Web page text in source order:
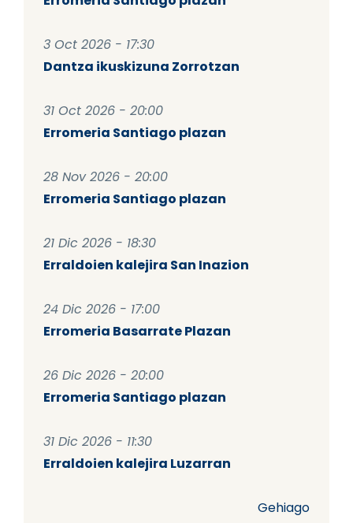
3 Oct 2026 - 17:30
Dantza ikuskizuna Zorrotzan
31 Oct 2026 - 20:00
Erromeria Santiago plazan
28 Nov 2026 - 20:00
Erromeria Santiago plazan
21 Dic 2026 - 18:30
Erraldoien kalejira San Inazion
24 Dic 2026 - 17:00
Erromeria Basarrate Plazan
26 Dic 2026 - 20:00
Erromeria Santiago plazan
31 Dic 2026 - 11:30
Erraldoien kalejira Luzarran
Gehiago